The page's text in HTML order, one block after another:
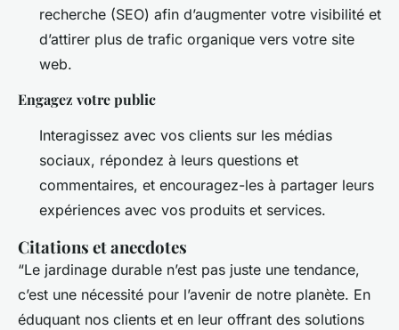
recherche (SEO) afin d’augmenter votre visibilité et
d’attirer plus de trafic organique vers votre site
web.
Engagez votre public
Interagissez avec vos clients sur les médias
sociaux, répondez à leurs questions et
commentaires, et encouragez-les à partager leurs
expériences avec vos produits et services.
Citations et anecdotes
“Le jardinage durable n’est pas juste une tendance,
c’est une nécessité pour l’avenir de notre planète. En
éduquant nos clients et en leur offrant des solutions